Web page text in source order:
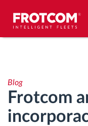
Análisis de la
Seguimiento del
Blog
Frotcom